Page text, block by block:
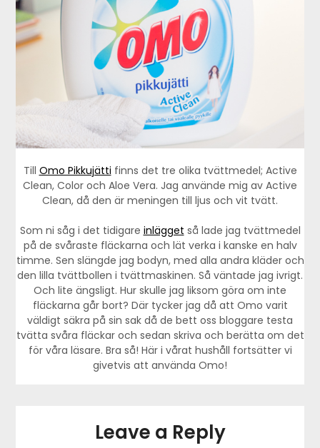
Till Omo Pikkujätti finns det tre olika tvättmedel; Active
Clean, Color och Aloe Vera. Jag använde mig av Active
Clean, då den är meningen till ljus och vit tvätt.
Som ni såg i det tidigare inlägget så lade jag tvättmedel
på de svåraste fläckarna och lät verka i kanske en halv
timme. Sen slängde jag bodyn, med alla andra kläder och
den lilla tvättbollen i tvättmaskinen. Så väntade jag ivrigt.
Och lite ängsligt. Hur skulle jag liksom göra om inte
fläckarna går bort? Där tycker jag då att Omo varit
väldigt säkra på sin sak då de bett oss bloggare testa
tvätta svåra fläckar och sedan skriva och berätta om det
för våra läsare. Bra så! Här i vårat hushåll fortsätter vi
givetvis att använda Omo!
Leave a Reply